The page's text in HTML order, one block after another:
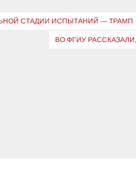
СТАДИИ ИСПЫТАНИЙ — ТРАМП
ВО ФГИУ